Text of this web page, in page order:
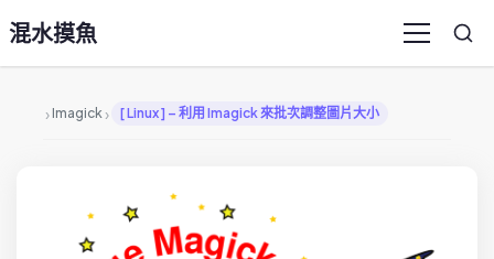
混水摸魚 Menu
›Imagick › [ Linux ] – 利用 Imagick 來批次調整圖片大小